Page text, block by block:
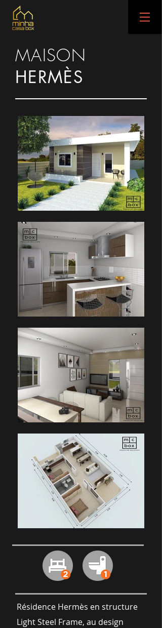
MAISON
HERMÈS
Résidence Hermès en structure
Light Steel Frame, au design